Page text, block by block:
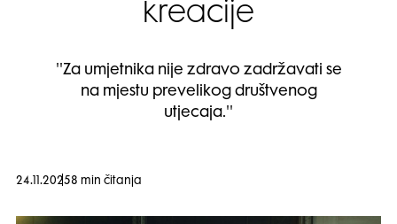
kreacije
''Za umjetnika nije zdravo zadržavati se
na mjestu prevelikog društvenog
utjecaja.''
24.11.20258 min čitanja